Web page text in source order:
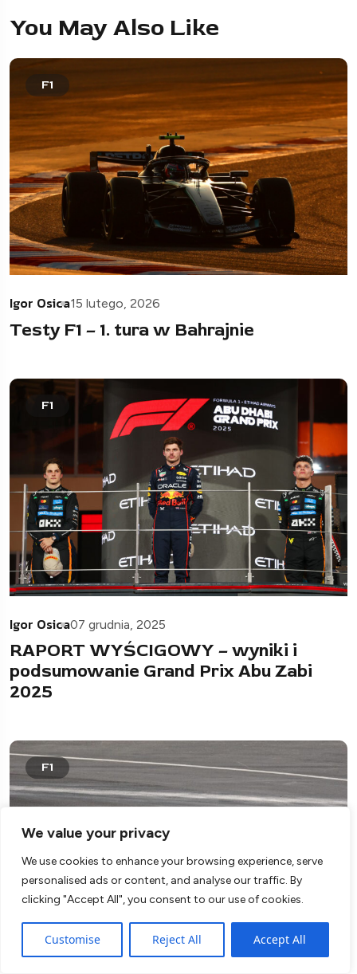
We value your privacy
We use cookies to enhance your browsing experience, serve
personalised ads or content, and analyse our traffic. By
clicking "Accept All", you consent to our use of cookies.
Customise Reject All Accept All
You May Also Like
F1
Igor Osica15 lutego, 2026
Testy F1 – 1. tura w Bahrajnie
F1
Igor Osica07 grudnia, 2025
RAPORT WYŚCIGOWY – wyniki i
podsumowanie Grand Prix Abu Zabi
2025
F1